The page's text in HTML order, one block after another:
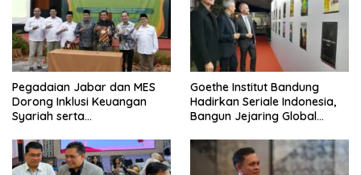
Pegadaian Jabar dan MES
Dorong Inklusi Keuangan
Syariah serta
Goethe Institut Bandung
Hadirkan Seriale Indonesia,
Bangun Jejaring Global